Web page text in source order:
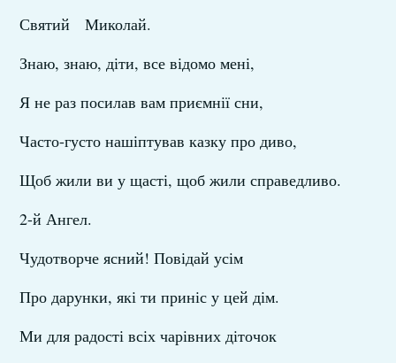
Святий Миколай.
Знаю, знаю, діти, все відомо мені,
Я не раз посилав вам приємнії сни,
Часто-густо нашіптував казку про диво,
Щоб жили ви у щасті, щоб жили справедливо.
2-й Ангел.
Чудотворче ясний! Повідай усім
Про дарунки, які ти приніс у цей дім.
Ми для радості всіх чарівних діточок